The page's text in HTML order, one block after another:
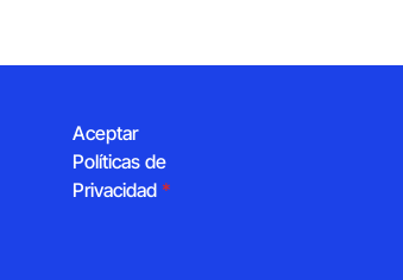
Aceptar
Políticas de
Privacidad *